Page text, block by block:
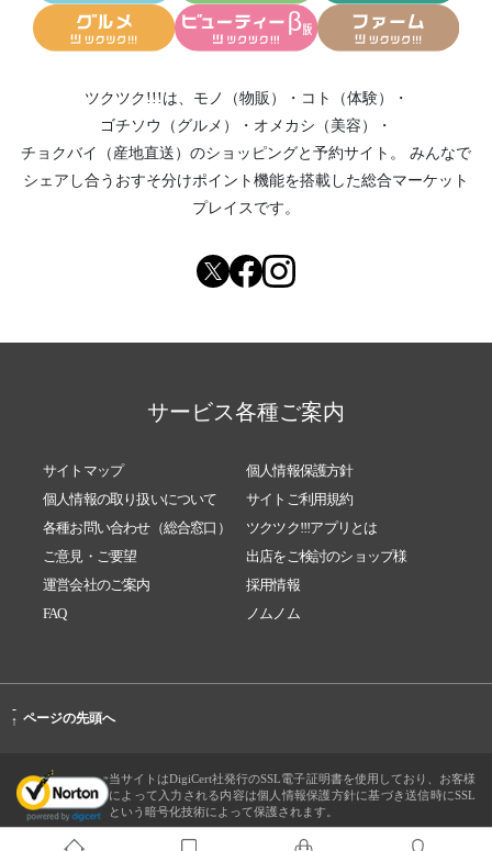
ツクツク!!!は、 モノ（物販） ・ コト（体験）
・
ゴチソウ（グルメ）
・ オメカシ（美容）
・
チョクバイ（産地直送） のショッピングと予約サイト。
みんなで
シェアし合う おすそ分けポイント機能を搭載した総合マーケット
プレイスです。
サービス各種ご案内
サイトマップ
個人情報保護方針
個人情報の取り扱いについて
サイトご利用規約
各種お問い合わせ（総合窓口）
ツクツク!!!アプリとは
ご意見・ご要望
出店をご検討のショップ様
運営会社のご案内
採用情報
FAQ
ノムノム
-
↑ ページの先頭へ
当サイトはDigiCert社発行のSSL電子証明書を使用しており、お客様
によって入力される内容は個人情報保護方針に基づき送信時にSSL
という暗号化技術によって保護されます。